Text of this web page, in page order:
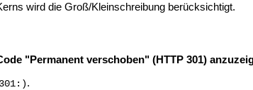
wird die Groß/Kleinschreibung berücksichtigt.
"Permanent verschoben" (HTTP 301)
.